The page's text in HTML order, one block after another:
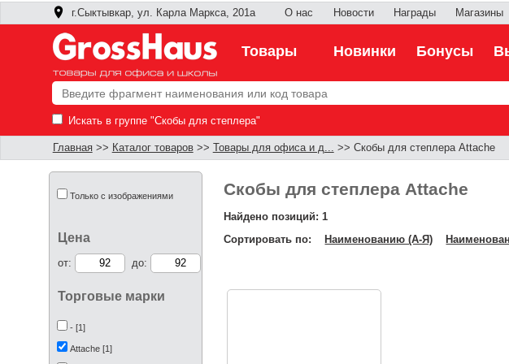
г.Сыктывкар, ул. Карла Маркса, 201а О нас Новости Награды Магазины
Товары Новинки Бонусы
Искать в группе "Скобы для степлера"
Главная>> Каталог товаров>> Товары для офиса и д... >> Скобы для степлера Attache
Только с изображениями
Цена
от: до:
Торговые марки
- [1]
Attache [1]
Скобы для степлера Attache
Найдено позиций: 1
Сортировать по:Наименованию (А-Я)